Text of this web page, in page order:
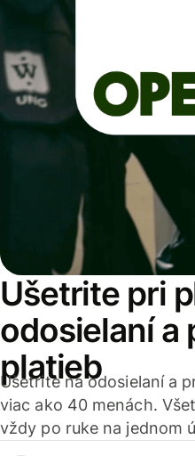
Ušetrite pri
odosielaní a
platieb
Ušetrite na odosielaní a
viac ako 40 menách.
vždy po ruke na jednom